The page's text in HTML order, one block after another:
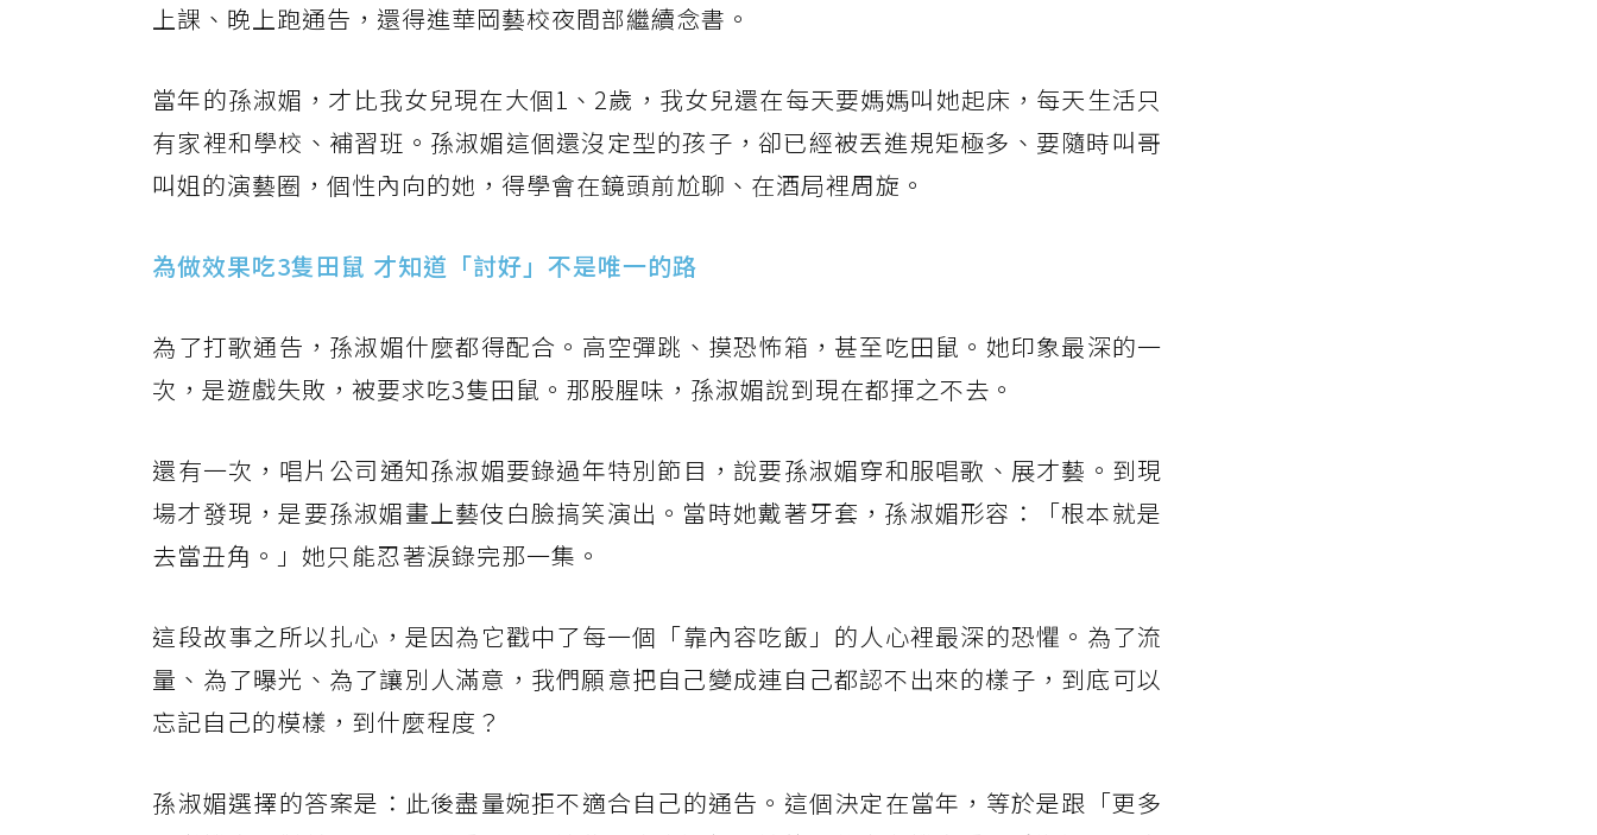
上課、晚上跑通告，還得進華岡藝校夜間部繼續念書。
​當年的孫淑媚，才比我女兒現在大個1、2歲，我女兒還在每天要媽媽叫她起床，每天生活只
有家裡和學校、補習班。孫淑媚這個還沒定型的孩子，卻已經被丟進規矩極多、要隨時叫哥
叫姐的演藝圈，個性內向的她，得學會在鏡頭前尬聊、在酒局裡周旋。
為做效果吃3隻田鼠 才知道「討好」不是唯一的路
​為了打歌通告，孫淑媚什麼都得配合。高空彈跳、摸恐怖箱，甚至吃田鼠。她印象最深的一
次，是遊戲失敗，被要求吃3隻田鼠。那股腥味，孫淑媚說到現在都揮之不去。
​還有一次，唱片公司通知孫淑媚要錄過年特別節目，說要孫淑媚穿和服唱歌、展才藝。到現
場才發現，是要孫淑媚畫上藝伎白臉搞笑演出。當時她戴著牙套，孫淑媚形容：「根本就是
去當丑角。」她只能忍著淚錄完那一集。
​這段故事之所以扎心，是因為它戳中了每一個「靠內容吃飯」的人心裡最深的恐懼。為了流
量、為了曝光、為了讓別人滿意，我們願意把自己變成連自己都認不出來的樣子，到底可以
忘記自己的模樣，到什麼程度？
​孫淑媚選擇的答案是：此後盡量婉拒不適合自己的通告。這個決定在當年，等於是跟「更多